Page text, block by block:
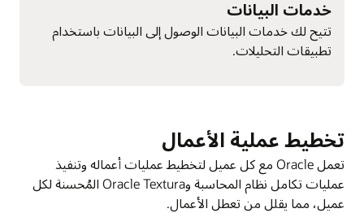
خدمات البيانات
تتيح لك خدمات البيانات الوصول إلى البيانات باستخدام
تطبيقات التحليلات.
تخطيط عملية الأعمال
تعمل Oracle مع كل عميل لتخطيط عمليات أعماله وتنفيذ
عمليات تكامل نظام المحاسبة وOracle Textura المُحسنة لكل
عميل، مما يقلل من تعطل الأعمال.